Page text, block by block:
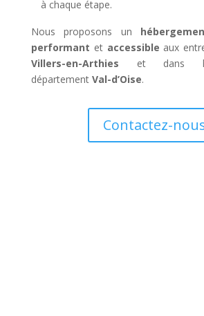
à chaque étape.
Nous proposons un
performant et accessible aux
Villers-en-Arthies et dans
département Val-d’Oise.
Contactez-